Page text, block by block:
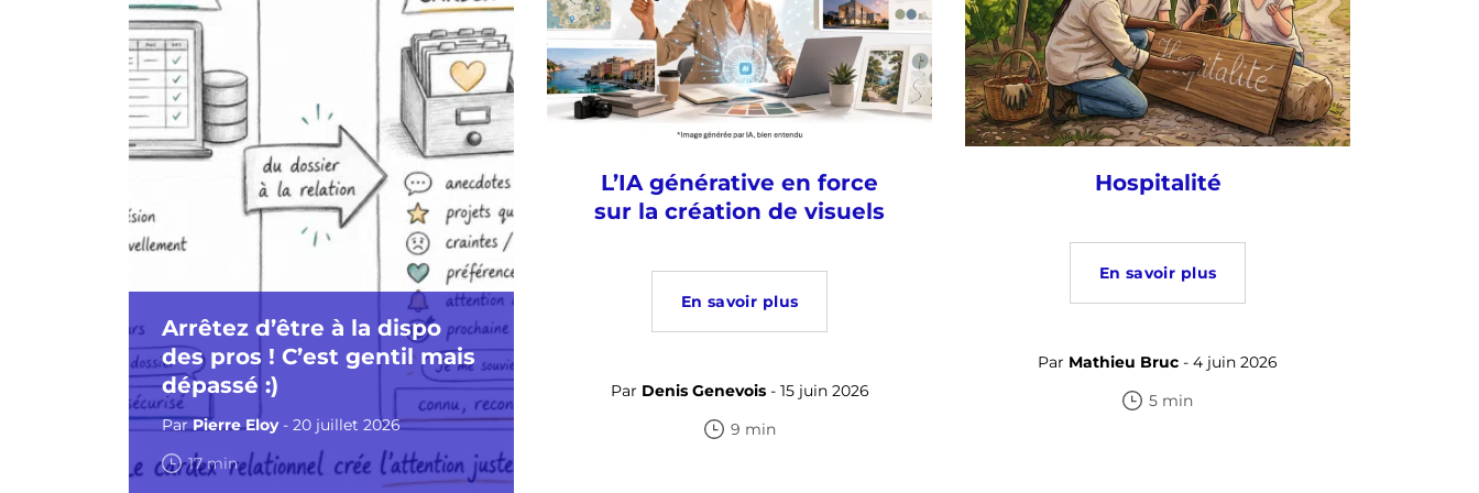
Arrêtez d’être à la dispo
des pros ! C’est gentil mais
dépassé :)
ParPierre Eloy- 20 juillet 2026
17 min
L’IA générative en force
sur la création de visuels
En savoir plus
Par Denis Genevois- 15 juin 2026
9 min
Hospitalité
En savoir plus
Par Mathieu Bruc - 4 juin 2026
5 min